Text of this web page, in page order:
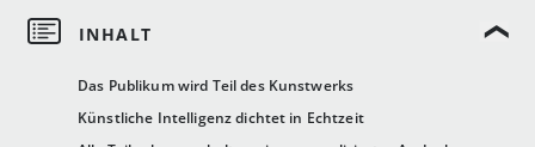
Das Publikum wird Teil des Kunstwerks
Künstliche Intelligenz dichtet in Echtzeit